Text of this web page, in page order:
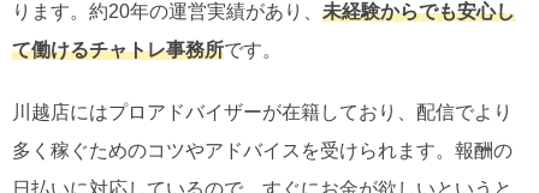
ります。約20年の運営実績があり、 未経験からでも安心し
て働けるチャトレ事務所です。
川越店にはプロアドバイザーが在籍しており、配信でより
多く稼ぐためのコツやアドバイスを受けられます。報酬の